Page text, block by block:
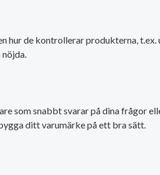
de kontrollerar produkterna,
snabbt svarar på dina frågor
ditt varumärke på ett bra sätt.